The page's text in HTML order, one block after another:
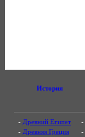
История
- Древний Египет
- Древняя Греция
-
-